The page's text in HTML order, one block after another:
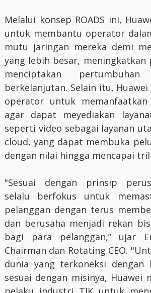
Melalui konsep ROADS ini,
untuk membantu operator
mutu jaringan mereka demi
yang lebih besar, meningkatkan
menciptakan
berkelanjutan. Selain itu,
operator untuk
agar dapat meyediakan
seperti video sebagai layanan
cloud, yang dapat membuka
dengan nilai hingga mencapai
"Sesuai dengan prinsip
selalu berfokus untuk
pelanggan dengan terus
dan berusaha menjadi rekan
bagi para pelanggan,” ujar
Chairman dan Rotating CEO.
dunia yang terkoneksi dengan
sesuai dengan misinya, Huawei